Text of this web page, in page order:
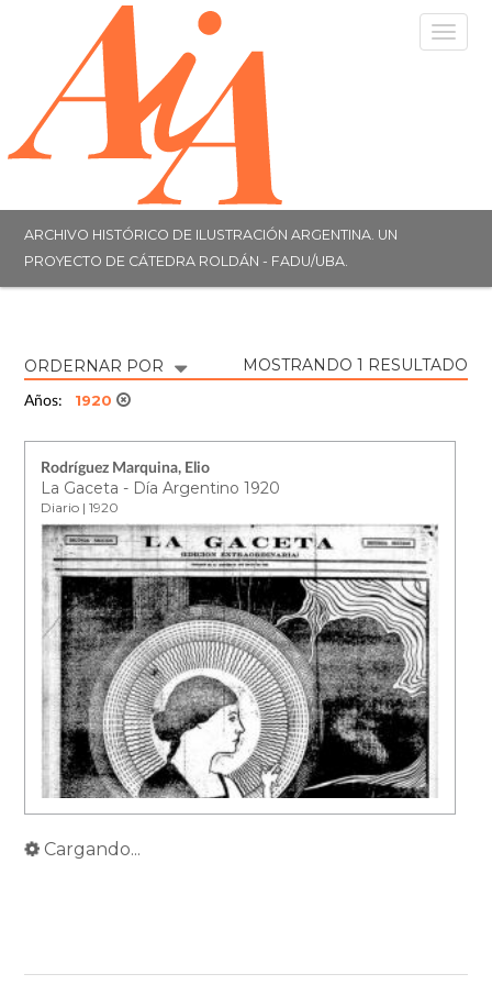
ARCHIVO HISTÓRICO DE ILUSTRACIÓN ARGENTINA. UN
PROYECTO DE CÁTEDRA ROLDÁN - FADU/UBA.
ORDERNAR POR MOSTRANDO 1 RESULTADO
Años: 1920
Rodríguez Marquina, Elio
La Gaceta - Día Argentino 1920
Diario | 1920
Cargando...